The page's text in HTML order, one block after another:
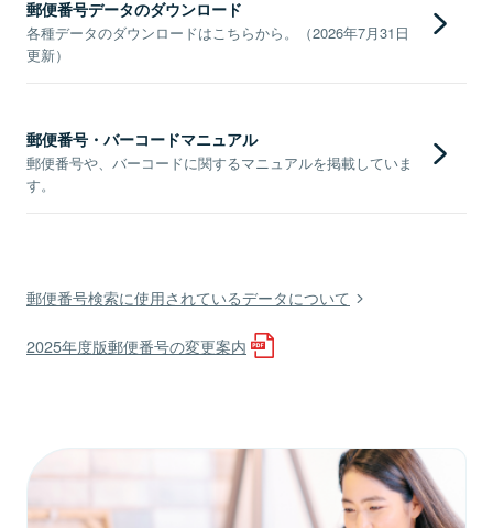
郵便番号データのダウンロード
各種データのダウンロードはこちらから。（2026年7月31日
更新）
郵便番号・バーコードマニュアル
郵便番号や、バーコードに関するマニュアルを掲載していま
す。
郵便番号検索に使用されているデータについて
2025年度版郵便番号の変更案内